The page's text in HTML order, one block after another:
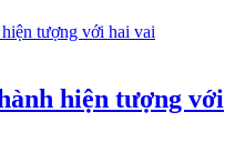
hiện tượng với